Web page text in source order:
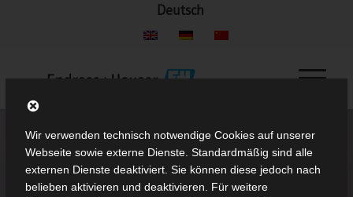
Deutsch
Wir verwenden technisch notwendige Cookies auf unserer
Webseite sowie externe Dienste. Standardmäßig sind alle
externen Dienste deaktiviert. Sie können diese jedoch nach
belieben aktivieren und deaktivieren. Für weitere